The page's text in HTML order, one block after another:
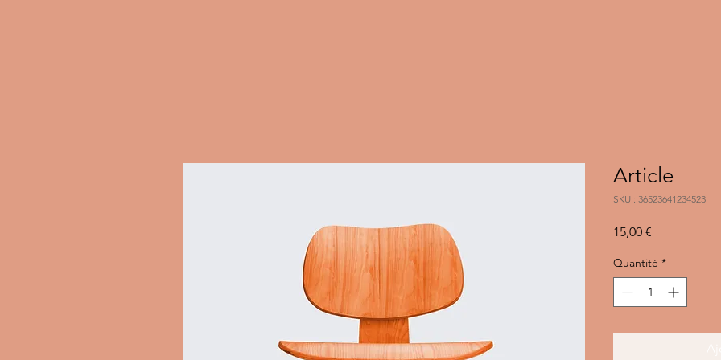
Article
SKU : 36523641234523
15,00 €
Quantité *